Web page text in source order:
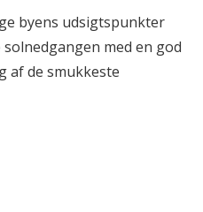
byens udsigtspunkter
med en god
af de smukkeste